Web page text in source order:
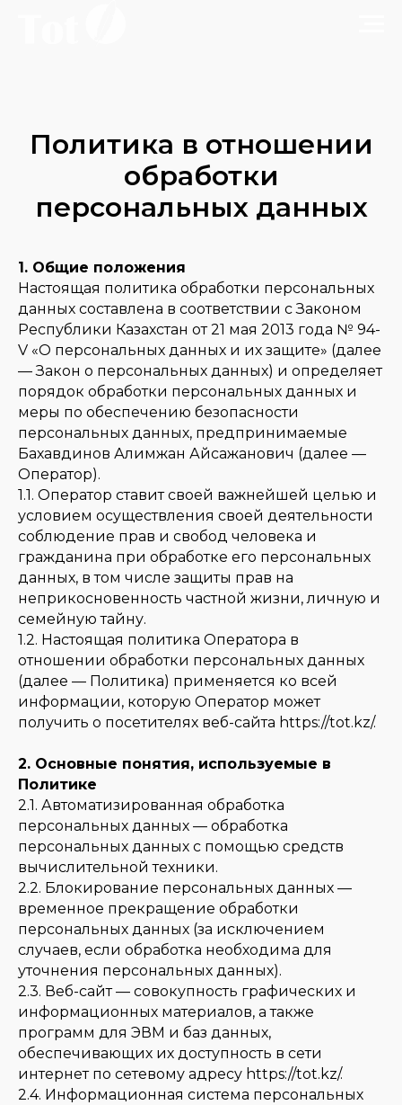
Политика в отношении
обработки
персональных данных
1. Общие положения
Настоящая политика обработки персональных
данных составлена в соответствии с Законом
Республики Казахстан от 21 мая 2013 года № 94-
V «О персональных данных и их защите» (далее
— Закон о персональных данных) и определяет
порядок обработки персональных данных и
меры по обеспечению безопасности
персональных данных, предпринимаемые
Бахавдинов Алимжан Айсажанович (далее —
Оператор).
1.1. Оператор ставит своей важнейшей целью и
условием осуществления своей деятельности
соблюдение прав и свобод человека и
гражданина при обработке его персональных
данных, в том числе защиты прав на
неприкосновенность частной жизни, личную и
семейную тайну.
1.2. Настоящая политика Оператора в
отношении обработки персональных данных
(далее — Политика) применяется ко всей
информации, которую Оператор может
получить о посетителях веб-сайта https://tot.kz/.
2. Основные понятия, используемые в
Политике
2.1. Автоматизированная обработка
персональных данных — обработка
персональных данных с помощью средств
вычислительной техники.
2.2. Блокирование персональных данных —
временное прекращение обработки
персональных данных (за исключением
случаев, если обработка необходима для
уточнения персональных данных).
2.3. Веб-сайт — совокупность графических и
информационных материалов, а также
программ для ЭВМ и баз данных,
обеспечивающих их доступность в сети
интернет по сетевому адресу https://tot.kz/.
2.4. Информационная система персональных